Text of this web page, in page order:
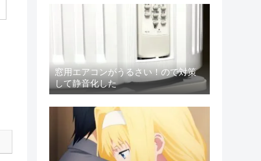
窓用エアコンがうるさい！ので対策
して静音化した